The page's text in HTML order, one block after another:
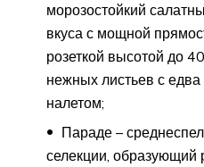
морозостойкий
вкуса с мощной
розеткой высотой до
нежных листьев с
налетом;
Параде –
селекции, образующий